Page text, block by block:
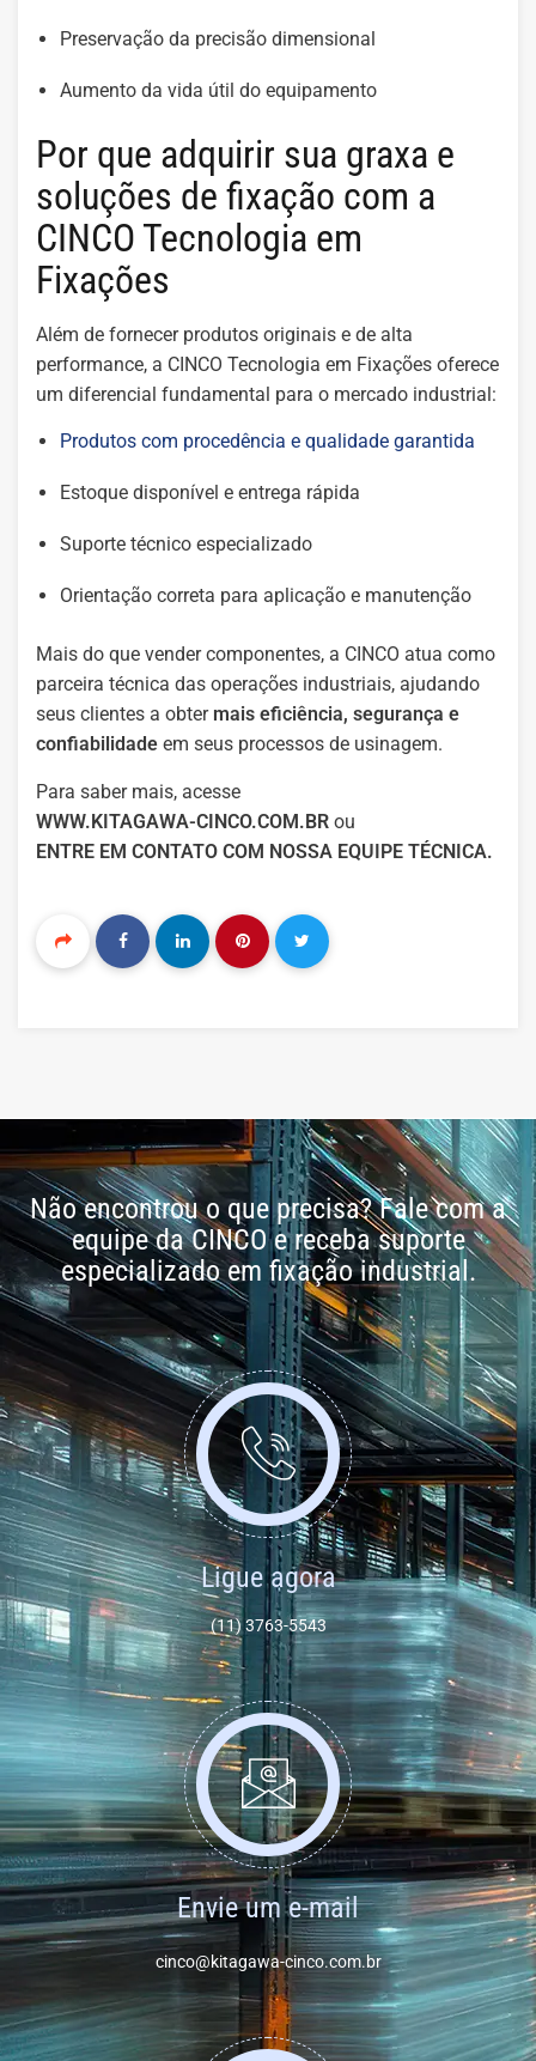
Preservação da precisão dimensional
Aumento da vida útil do equipamento
Por que adquirir sua graxa e
soluções de fixação com a
CINCO Tecnologia em
Fixações
Além de fornecer produtos originais e de alta
performance, a CINCO Tecnologia em Fixações oferece
um diferencial fundamental para o mercado industrial:
Produtos com procedência e qualidade garantida
Estoque disponível e entrega rápida
Suporte técnico especializado
Orientação correta para aplicação e manutenção
Mais do que vender componentes, a CINCO atua como
parceira técnica das operações industriais, ajudando
seus clientes a obter mais eficiência, segurança e
confiabilidade em seus processos de usinagem.
Para saber mais, acesse
WWW.KITAGAWA-CINCO.COM.BR ou
ENTRE EM CONTATO COM NOSSA EQUIPE TÉCNICA.
Não encontrou o que precisa? Fale com a
equipe da CINCO e receba suporte
especializado em fixação industrial.
Ligue agora
(11) 3763-5543
Envie um e-mail
cinco@kitagawa-cinco.com.br